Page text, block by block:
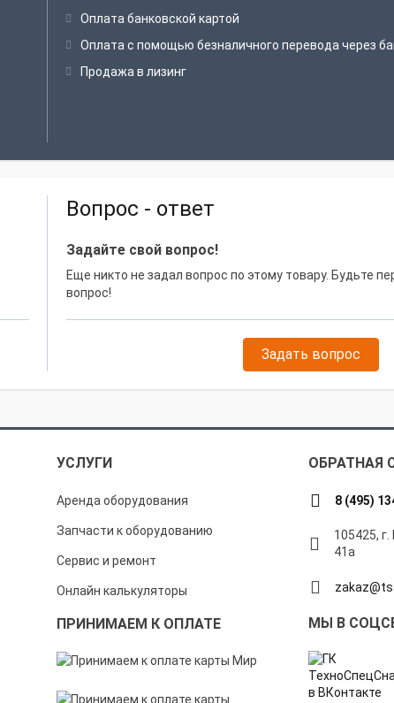
Оплата банковской картой
Оплата с помощью безналичного перевода через
Продажа в лизинг
Вопрос - ответ
Задайте свой вопрос!
Еще никто не задал вопрос по этому товару. Будьте
вопрос!
Задать вопрос
УСЛУГИ ОБРАТНАЯ
Аренда оборудования
Запчасти к оборудованию
Сервис и ремонт
Онлайн калькуляторы
ПРИНИМАЕМ К ОПЛАТЕ
8 (495)
105425,
41а
МЫ В